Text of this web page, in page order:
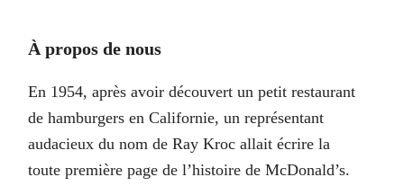
À propos de nous
En 1954, après avoir découvert un petit restaurant
de hamburgers en Californie, un représentant
audacieux du nom de Ray Kroc allait écrire la
toute première page de l’histoire de McDonald’s.